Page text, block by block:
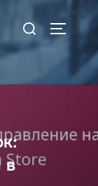
Search
for:
в